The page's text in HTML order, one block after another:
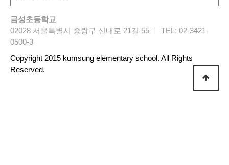
금성초등학교
02028 서울특별시 중랑구 신내로 21길 55 ㅣ TEL: 02-3421-
0500-3
Copyright 2015 kumsung elementary school. All Rights
Reserved.